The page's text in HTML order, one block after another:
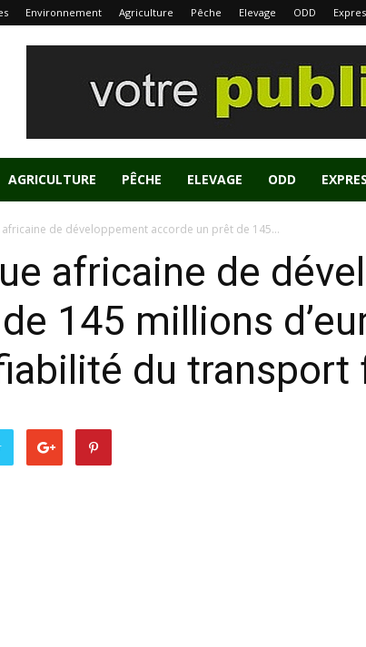
Environnement Agriculture Pêche Elevage ODD
AGRICULTURE PÊCHE ELEVAGE ODD
africaine de développement accorde un prêt de 145...
africaine de
145 millions
du transport